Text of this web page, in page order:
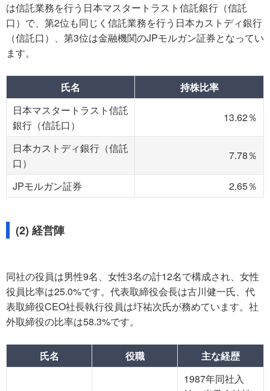
は信託業務を行う日本マスタートラスト信託銀行（信託
口）で、第2位も同じく信託業務を行う日本カストディ銀行
（信託口）、第3位は金融機関のJPモルガン証券となってい
ます。
氏名
持株比率
日本マスタートラスト信託
銀行（信託口）
13.62％
日本カストディ銀行（信託
口）
7.78％
JPモルガン証券 2.65％
(2) 経営陣
同社の役員は男性9名、女性3名の計12名で構成され、女性
役員比率は25.0%です。代表取締役会長は古川健一氏、代
表取締役CEO社長執行役員は圷祐次氏が務めています。社
外取締役の比率は58.3%です。
氏名 役職 主な経歴
1987年同社入